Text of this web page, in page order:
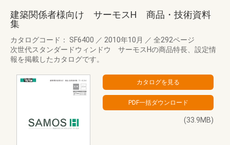
建築関係者様向け サーモスH 商品・技術資料
集
カタログコード： SF6400 ／ 2010年10月 ／ 全292ページ
次世代スタンダードウィンドウ サーモスHの商品特長、設定情
報を掲載したカタログです。
(33.9MB)